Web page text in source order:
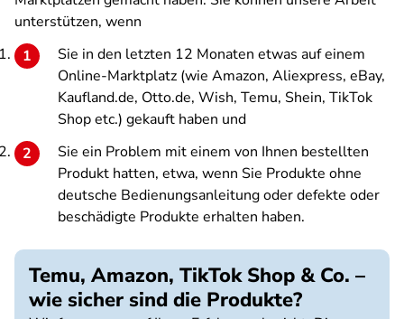
unterstützen, wenn
Sie in den letzten 12 Monaten etwas auf einem
Online-Marktplatz (wie Amazon, Aliexpress, eBay,
Kaufland.de, Otto.de, Wish, Temu, Shein, TikTok
Shop etc.) gekauft haben und
Sie ein Problem mit einem von Ihnen bestellten
Produkt hatten, etwa, wenn Sie Produkte ohne
deutsche Bedienungsanleitung oder defekte oder
beschädigte Produkte erhalten haben.
Temu, Amazon, TikTok Shop & Co. –
wie sicher sind die Produkte?